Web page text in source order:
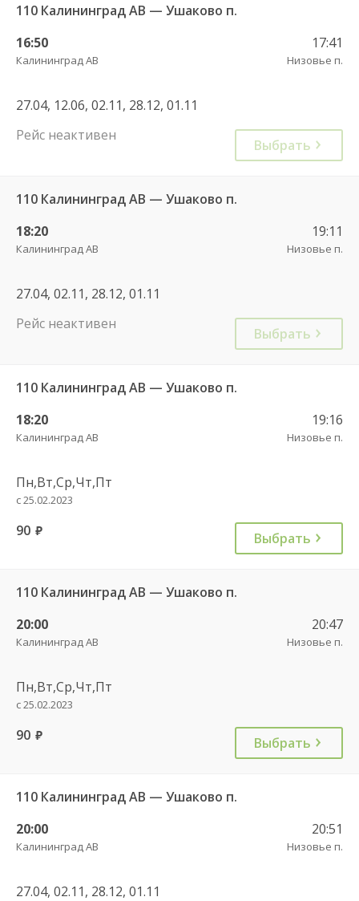
110 Калининград АВ — Ушаково п.
16:50
Калининград АВ
17:41
Низовье п.
27.04, 12.06, 02.11, 28.12, 01.11
Рейс неактивен
Выбрать
110 Калининград АВ — Ушаково п.
18:20
Калининград АВ
19:11
Низовье п.
27.04, 02.11, 28.12, 01.11
Рейс неактивен
Выбрать
110 Калининград АВ — Ушаково п.
18:20
Калининград АВ
19:16
Низовье п.
Пн,Вт,Ср,Чт,Пт
с 25.02.2023
90 руб. Выбрать
110 Калининград АВ — Ушаково п.
20:00
Калининград АВ
20:47
Низовье п.
Пн,Вт,Ср,Чт,Пт
с 25.02.2023
90 руб. Выбрать
110 Калининград АВ — Ушаково п.
20:00
Калининград АВ
20:51
Низовье п.
27.04, 02.11, 28.12, 01.11